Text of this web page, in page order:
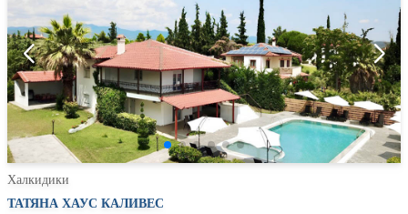
Халкидики
ТАТЯНА ХАУС КАЛИВЕС